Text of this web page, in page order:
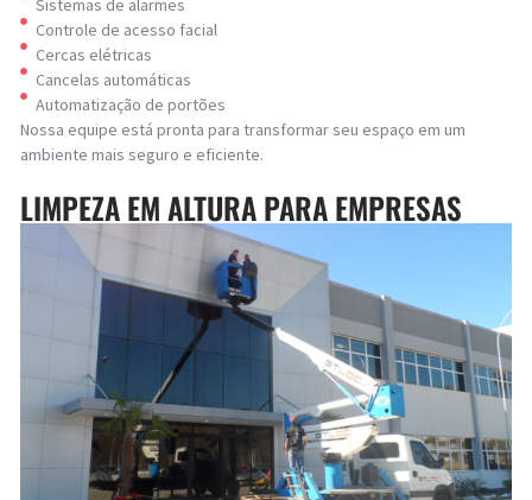
Sistemas de alarmes
Controle de acesso facial
Cercas elétricas
Cancelas automáticas
Automatização de portões
Nossa equipe está pronta para transformar seu espaço em um
ambiente mais seguro e eficiente.
LIMPEZA EM ALTURA PARA EMPRESAS